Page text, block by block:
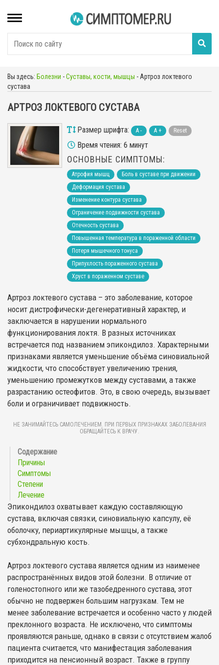
Вы здесь: Болезни -Суставы, кости, мышцы - Артроз локтевого
сустава
АРТРОЗ ЛОКТЕВОГО СУСТАВА
Размер шрифта: A - A + Reset
Время чтения: 6 минут
ОСНОВНЫЕ СИМПТОМЫ:
Атрофия мышц
Боль в суставе при движении
Деформация сустава
Изменение контура сустава
Ограничение подвижности сустава
Отечность сустава
Повышенная температура в пораженной области
Потеря мышечного тонуса
Припухлость пораженного сустава
Хруст в пораженном суставе
Артроз локтевого сустава – это заболевание, которое
носит дистрофически-дегенеративный характер, и
заключается в нарушении нормального
функционирования локтя. В разных источниках
встречается под названием эпикондилоз. Характерными
признаками является уменьшение объёма синовиальной
жидкости, что способствует увеличению трения,
уменьшению промежутков между суставами, а также
разрастанию остеофитов. Это, в свою очередь, вызывает
боли и ограничивает подвижность.
НЕ ЗАНИМАЙТЕСЬ САМОЛЕЧЕНИЕМ. ПРИ ПЕРВЫХ ПРИЗНАКАХ ЗАБОЛЕВАНИЯ
ОБРАЩАЙТЕСЬ К ВРАЧУ.
Причины
Симптомы
Степени
Лечение
Эпикондилоз охватывает каждую составляющую
сустава, включая связки, синовиальную капсулу, её
оболочку, периартикулярные мышцы, а также
субхондральную кость.
Артроз локтевого сустава является одним из наименее
распространённых видов этой болезни. В отличие от
голеностопного или же тазобедренного сустава, этот
обычно не подвержен большим нагрузкам. Тем не
менее заболевание встречается и особенно часто у людей
преклонного возраста. Не исключено, что симптомы
проявляются раньше, однако в связи с отсутствием жалоб
пациента считается, что манифестация заболевания
приходится на пенсионный возраст. Также в группу